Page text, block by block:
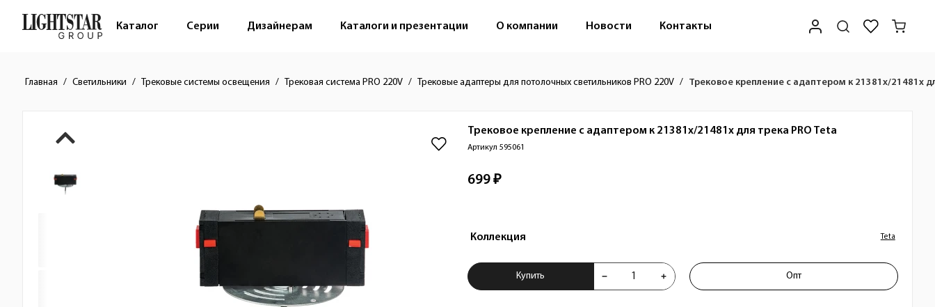
Каталог Серии Дизайнерам Каталоги и презентации О компании Новости Контакты
Главная Светильники Трековые системы освещения Трековая система PRO 220V Трековые адаптеры для потолочных светильников PRO 220V Трековое крепление с адаптером к 21381x/21481x
Краткое описание товара
Изображения товара Трековое крепление с адаптером к 21381x/21481x для трека PRO Teta
Артикул 595061
Стоимость товара 699 ₽
Коллекция Teta
Купить Трековое крепление с адаптером к 21381x/
Купить Опт